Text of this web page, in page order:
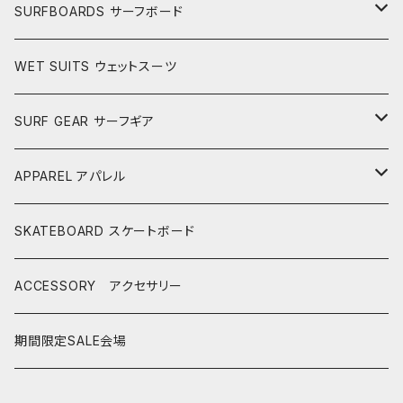
SURFBOARDS サーフボード
LONGBOARDS ロングボード
AKIRA ISHIZUKA
CASH SURFBOARDS
DK SURFBOARDS
SHORTBOARDS ショートボード
CASH SUFBOARDS
CEANO SURFBOARDS
MID LENGTH ミッドレングス
CASH SURFBOARDS
CEANO SURFBOARDS
USEDBOARDS 中古サーフボード
SOFTBOARDS ソフトボード
CATCH SURF
WET SUITS ウェットスーツ
SURF GEAR サーフギア
FIN
LEASH
DECKPAD
BOARD CASE
APPAREL アパレル
HURLEY
VISSLA
T-SHIRTS
SHOES
SKATEBOARD スケートボード
ACCESSORY アクセサリー
期間限定SALE会場